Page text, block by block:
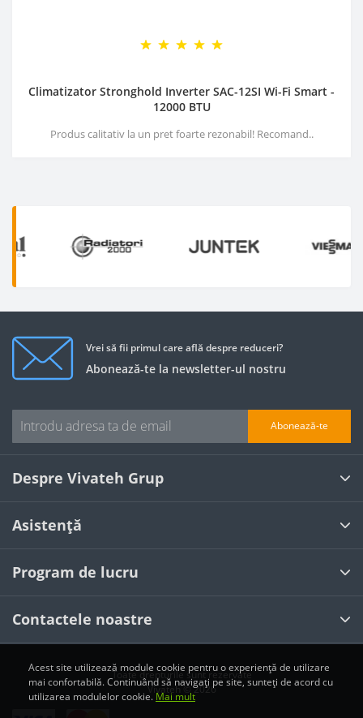
Climatizator Stronghold Inverter SAC-12SI Wi-Fi Smart -
12000 BTU
Produs calitativ la un pret foarte rezonabil! Recomand..
Vrei să fii primul care află despre reduceri?
Abonează-te la newsletter-ul nostru
Abonează-te
Despre Vivateh Grup
Asistență
Program de lucru
Contactele noastre
Toate drepturile sunt rezervate
Vivateh © 2026
Acest site utilizează module cookie pentru o experiență de utilizare
mai confortabilă. Continuând să navigați pe site, sunteți de acord cu
utilizarea modulelor cookie.Mai mult